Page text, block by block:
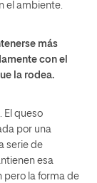
el ambiente.
más
con el
la rodea.
El queso
por una
serie de
esa
pero la forma de